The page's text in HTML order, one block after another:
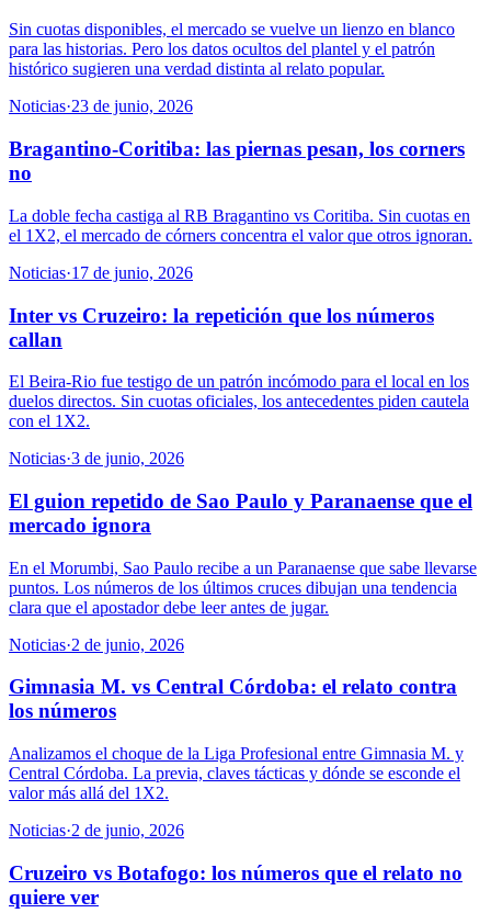
Sin cuotas disponibles, el mercado se vuelve un lienzo en blanco
para las historias. Pero los datos ocultos del plantel y el patrón
histórico sugieren una verdad distinta al relato popular.
Noticias·23 de junio, 2026
Bragantino-Coritiba: las piernas pesan, los corners
no
La doble fecha castiga al RB Bragantino vs Coritiba. Sin cuotas en
el 1X2, el mercado de córners concentra el valor que otros ignoran.
Noticias·17 de junio, 2026
Inter vs Cruzeiro: la repetición que los números
callan
El Beira-Rio fue testigo de un patrón incómodo para el local en los
duelos directos. Sin cuotas oficiales, los antecedentes piden cautela
con el 1X2.
Noticias·3 de junio, 2026
El guion repetido de Sao Paulo y Paranaense que el
mercado ignora
En el Morumbi, Sao Paulo recibe a un Paranaense que sabe llevarse
puntos. Los números de los últimos cruces dibujan una tendencia
clara que el apostador debe leer antes de jugar.
Noticias·2 de junio, 2026
Gimnasia M. vs Central Córdoba: el relato contra
los números
Analizamos el choque de la Liga Profesional entre Gimnasia M. y
Central Córdoba. La previa, claves tácticas y dónde se esconde el
valor más allá del 1X2.
Noticias·2 de junio, 2026
Cruzeiro vs Botafogo: los números que el relato no
quiere ver